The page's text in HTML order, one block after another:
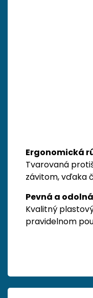
Ergonomická
Tvarovaná
závitom, vďaka
Pevná a
Kvalitný
pravidelnom